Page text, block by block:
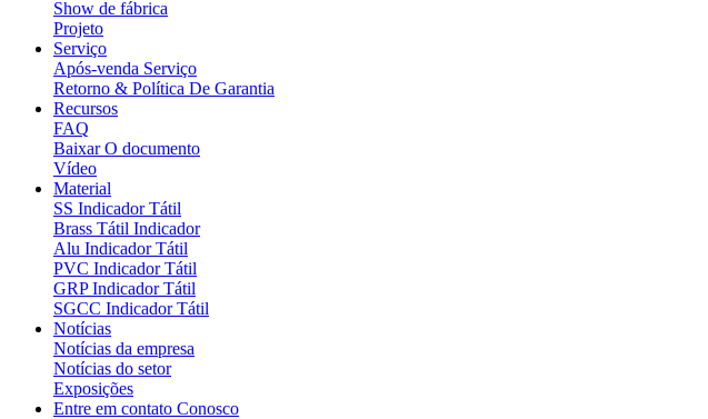
Show de fábrica
Projeto
Serviço
Após-venda Serviço
Retorno & Política De Garantia
Recursos
FAQ
Baixar O documento
Vídeo
Material
SS Indicador Tátil
Brass Tátil Indicador
Alu Indicador Tátil
PVC Indicador Tátil
GRP Indicador Tátil
SGCC Indicador Tátil
Notícias
Notícias da empresa
Notícias do setor
Exposições
Entre em contato Conosco